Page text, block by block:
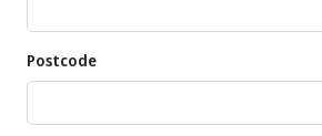
Postcode